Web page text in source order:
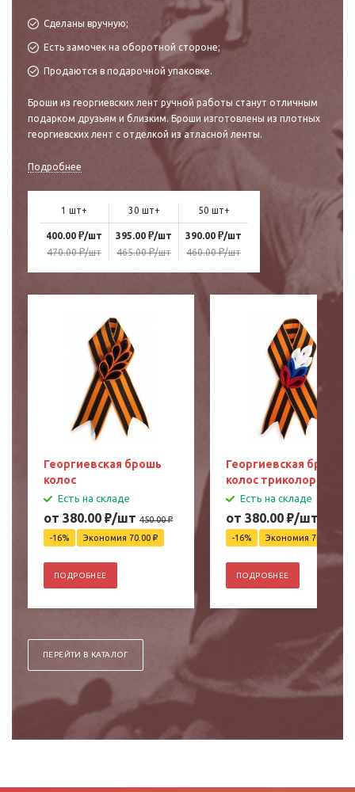
Сделаны вручную;
Есть замочек на оборотной стороне;
Продаются в подарочной упаковке.
Броши из георгиевских лент ручной работы станут отличным
подарком друзьям и близким. Броши изготовлены из плотных
георгиевских лент с отделкой из атласной ленты.
Подробнее
1 шт+ 30 шт+ 50 шт+
400.00 ₽/шт
470.00₽/шт
395.00 ₽/шт
465.00₽/шт
390.00 ₽/шт
460.00₽/шт
Георгиевская брошь
колос
Есть на складе
от 380.00 ₽/шт 450.00₽
-16%
Экономия 70.00 ₽
ПОДРОБНЕЕ
Георгиевская брошь
колос триколор
Есть на складе
от 380.00 ₽/шт
-16%
Экономия 70.00
ПОДРОБНЕЕ
ПЕРЕЙТИ В КАТАЛОГ